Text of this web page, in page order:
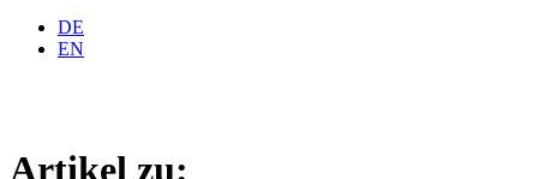
DE
EN
Artikel zu: